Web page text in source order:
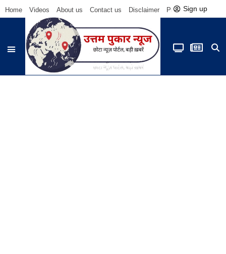
Home Videos About us Contact us Disclaimer Privacy Policy
Sign up